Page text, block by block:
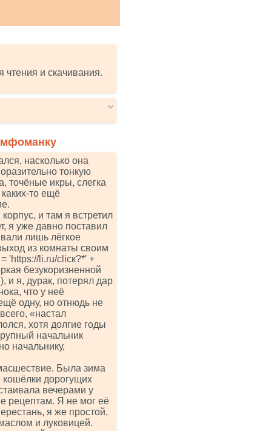
чтения и скачивания.
насколько она
тонкую
точёные икры, слегка
то ещё
и там я встретил
я уже давно поставил
лишь лёгкое
из комнаты своим
'httрs://li.ru/сliск?*' +
безукоризненной
и я, дурак, потерял дар
что у неё
одну, но отнюдь не
«настал
хотя долгие годы
начальник
начальнику,
Была зима
кошёлки дорогущих
вечерами у
рецептам. Я не мог её
я же простой,
и луковицей.